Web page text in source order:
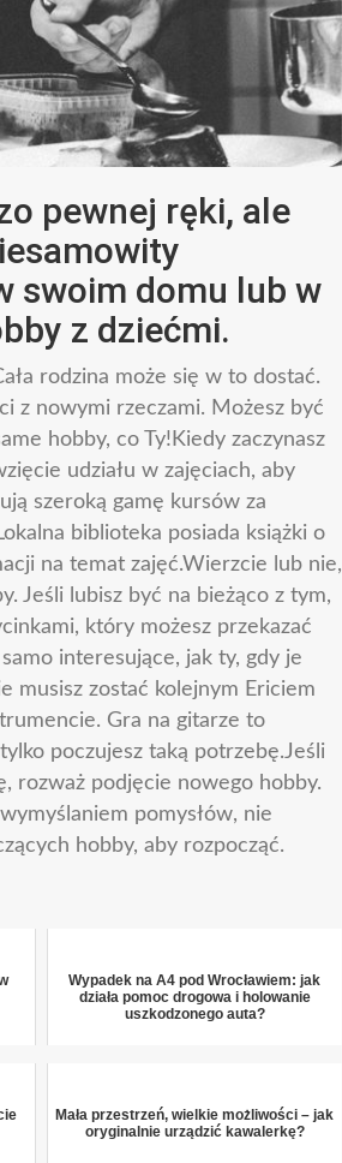
pewnej ręki, ale
swoim domu lub w
z dziećmi.
rodzina może się w to dostać.
z nowymi rzeczami. Możesz być
hobby, co Ty!Kiedy zaczynasz
udziału w zajęciach, aby
szeroką gamę kursów za
biblioteka posiada książki o
na temat zajęć.Wierzcie lub nie,
Jeśli lubisz być na bieżąco z tym,
który możesz przekazać
interesujące, jak ty, gdy je
musisz zostać kolejnym Ericiem
Gra na gitarze to
poczujesz taką potrzebę.Jeśli
rozważ podjęcie nowego hobby.
pomysłów, nie
hobby, aby rozpocząć.
Wypadek na A4 pod Wrocławiem: jak
działa pomoc drogowa i holowanie
uszkodzonego auta?
Mała przestrzeń, wielkie możliwości – jak
oryginalnie urządzić kawalerkę?